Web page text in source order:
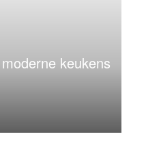
keukens